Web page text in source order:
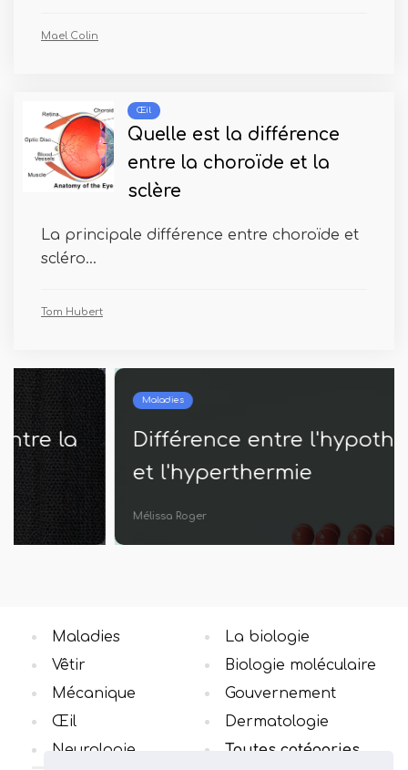
Mael Colin
Œil
Quelle est la différence
entre la choroïde et la
sclère
La principale différence entre choroïde et
scléro...
Tom Hubert
Maladies
Différence entre l'hypothermie
et l'hyperthermie
Mélissa Roger
Maladies
Vêtir
Mécanique
Œil
Neurologie
La biologie
Biologie moléculaire
Gouvernement
Dermatologie
Toutes catégories